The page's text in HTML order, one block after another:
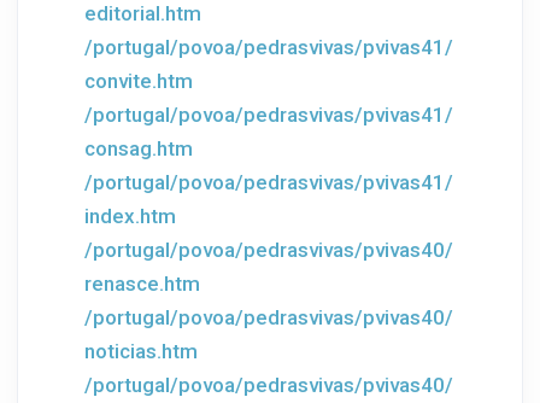
editorial.htm
/portugal/povoa/pedrasvivas/pvivas41/
convite.htm
/portugal/povoa/pedrasvivas/pvivas41/
consag.htm
/portugal/povoa/pedrasvivas/pvivas41/
index.htm
/portugal/povoa/pedrasvivas/pvivas40/
renasce.htm
/portugal/povoa/pedrasvivas/pvivas40/
noticias.htm
/portugal/povoa/pedrasvivas/pvivas40/